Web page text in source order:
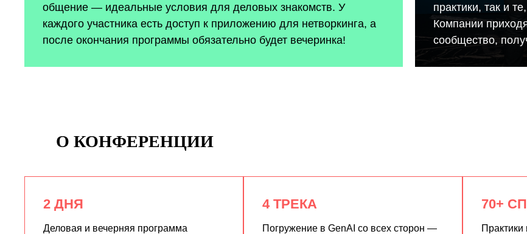
общение — идеальные условия для деловых знакомств. У
каждого участника есть доступ к приложению для нетворкинга, а
после окончания программы обязательно будет вечеринка!
практики, так и
Компании
сообщество,
О КОНФЕРЕНЦИИ
2 ДНЯ
Деловая и вечерняя программа
4 ТРЕКА
Погружение в GenAI со всех сторон —
70+